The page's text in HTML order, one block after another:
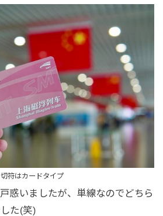
切符はカードタイプ
惑いましたが、単線なのでどちら
た(笑)